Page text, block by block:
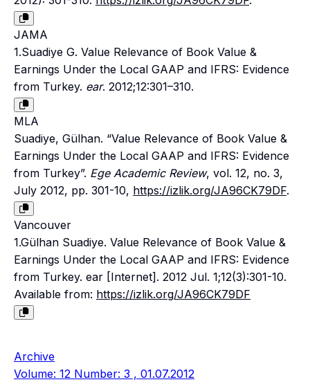
JAMA
1.Suadiye G. Value Relevance of Book Value &
Earnings Under the Local GAAP and IFRS: Evidence
from Turkey. ear. 2012;12:301–310.
MLA
Suadiye, Gülhan. “Value Relevance of Book Value &
Earnings Under the Local GAAP and IFRS: Evidence
from Turkey”. Ege Academic Review, vol. 12, no. 3,
July 2012, pp. 301-10, https://izlik.org/JA96CK79DF.
Vancouver
1.Gülhan Suadiye. Value Relevance of Book Value &
Earnings Under the Local GAAP and IFRS: Evidence
from Turkey. ear [Internet]. 2012 Jul. 1;12(3):301-10.
Available from: https://izlik.org/JA96CK79DF
Archive
Volume: 12 Number: 3 , 01.07.2012